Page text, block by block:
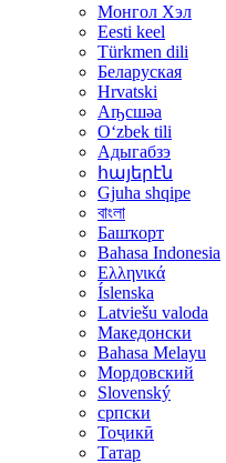
Монгол Хэл
Eesti keel
Türkmen dili
Беларуская
Hrvatski
Аҧсшәа
Oʻzbek tili
Адыгабзэ
հայերէն
Gjuha shqipe
বাংলা
Башҡорт
Bahasa Indonesia
Ελληνικά
Íslenska
Latviešu valoda
Македонски
Bahasa Melayu
Мордовский
Slovenský
српски
Тоҷикӣ
Татар